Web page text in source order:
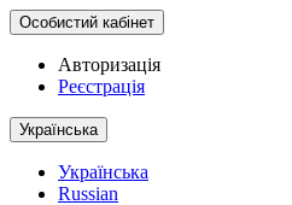
Особистий кабінет
Авторизація
Реєстрація
Українська
Українська
Russian